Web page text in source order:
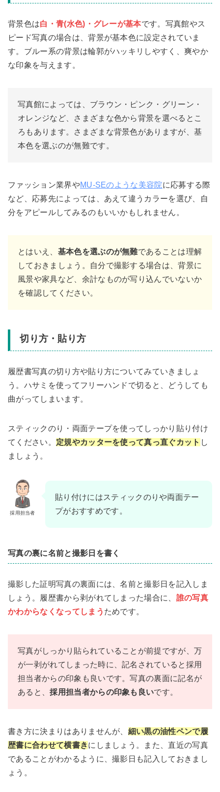
背景色は白・青(水色)・グレーが基本です。写真館やス
ピード写真の場合は、背景が基本色に設定されていま
す。ブルー系の背景は輪郭がハッキリしやすく、爽やか
な印象を与えます。
写真館によっては、ブラウン・ピンク・グリーン・
オレンジなど、さまざまな色から背景を選べるとこ
ろもあります。さまざまな背景色がありますが、基
本色を選ぶのが無難です。
ファッション業界やMU-SEのような美容院に応募する際
など、応募先によっては、あえて違うカラーを選び、自
分をアピールしてみるのもいいかもしれません。
とはいえ、 基本色を選ぶのが無難であることは理解
しておきましょう。自分で撮影する場合は、背景に
風景や家具など、余計なものが写り込んでいないか
を確認してください。
切り方・貼り方
履歴書写真の切り方や貼り方についてみていきましょ
う。ハサミを使ってフリーハンドで切ると、どうしても
曲がってしまいます。
スティックのり・両面テープを使ってしっかり貼り付け
てください。 定規やカッターを使って真っ直ぐカット し
ましょう。
採用担当者
貼り付けにはスティックのりや両面テー
プがおすすめです。
写真の裏に名前と撮影日を書く
撮影した証明写真の裏面には、名前と撮影日を記入しま
しょう。履歴書から剥がれてしまった場合に、 誰の写真
かわからなくなってしまう ためです。
写真がしっかり貼られていることが前提ですが、万
が一剥がれてしまった時に、記名されていると採用
担当者からの印象も良いです。写真の裏面に記名が
あると、採用担当者からの印象も良いです。
書き方に決まりはありませんが、 細い黒の油性ペンで履
歴書に合わせて横書きにしましょう。また、直近の写真
であることがわかるように、撮影日も記入しておきまし
ょう。